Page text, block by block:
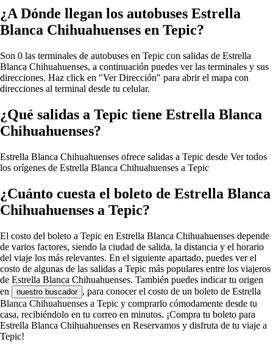
¿A Dónde llegan los autobuses Estrella
Blanca Chihuahuenses en Tepic?
Son 0 las terminales de autobuses en Tepic con salidas de Estrella
Blanca Chihuahuenses, a continuación puedes ver las terminales y sus
direcciones. Haz click en "Ver Dirección" para abrir el mapa con
direcciones al terminal desde tu celular.
¿Qué salidas a Tepic tiene Estrella Blanca
Chihuahuenses?
Estrella Blanca Chihuahuenses ofrece salidas a Tepic desde Ver todos
los orígenes de Estrella Blanca Chihuahuenses a Tepic
¿Cuánto cuesta el boleto de Estrella Blanca
Chihuahuenses a Tepic?
El costo del boleto a Tepic en Estrella Blanca Chihuahuenses depende
de varios factores, siendo la ciudad de salida, la distancia y el horario
del viaje los más relevantes. En el siguiente apartado, puedes ver el
costo de algunas de las salidas a Tepic más populares entre los viajeros
de Estrella Blanca Chihuahuenses. También puedes indicar tu origen
en
nuestro buscador , para conocer el costo de un boleto de Estrella
Blanca Chihuahuenses a Tepic y comprarlo cómodamente desde tu
casa, recibiéndolo en tu correo en minutos. ¡Compra tu boleto para
Estrella Blanca Chihuahuenses en Reservamos y disfruta de tu viaje a
Tepic!